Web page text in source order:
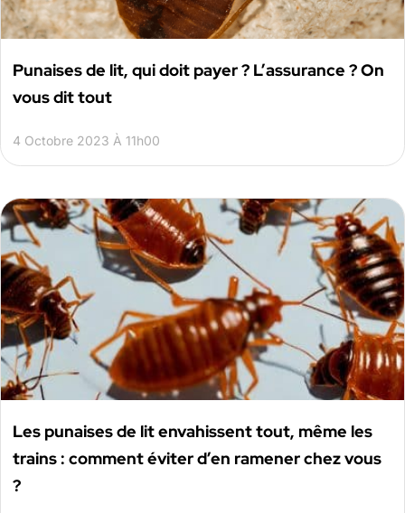
Punaises de lit, qui doit payer ? L’assurance ? On
vous dit tout
4 Octobre 2023 À 11h00
Les punaises de lit envahissent tout, même les
trains : comment éviter d’en ramener chez vous
?